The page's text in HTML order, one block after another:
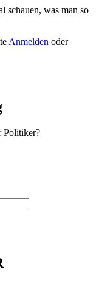
schauen, was man so
Anmelden oder
Politiker?